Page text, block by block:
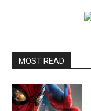
MOST READ